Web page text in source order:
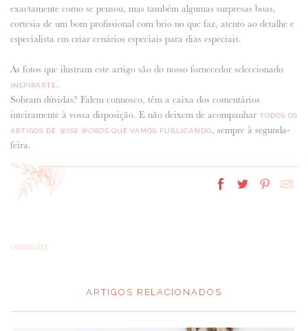
exactamente como se pensou, mas também algumas surpresas boas,
cortesia de um bom profissional com brio no que faz, atento ao detalhe e
especialista em criar cenários especiais para dias especiais.
As fotos que ilustram este artigo são do nosso fornecedor seleccionado
INSPIRARTE.
Sobram dúvidas? Falem connosco, têm a caixa dos comentários
inteiramente à vossa disposição. E não deixem de acompanhar TODOS OS
ARTIGOS DE
WISE WORDSQUE VAMOS PUBLICANDO, sempre à segunda-
feira.
comentar
ARTIGOS RELACIONADOS